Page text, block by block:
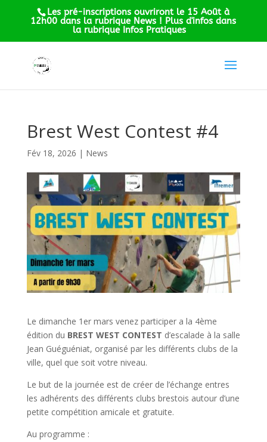
Les pré-inscriptions ouvriront le 15 Août à
12h00 dans la rubrique News ! Plus d'infos dans
la rubrique Infos Pratiques
Brest West Contest #4
Fév 18, 2026 | News
Le dimanche 1er mars venez participer a la 4ème
édition du BREST WEST CONTEST d’escalade à la salle
Jean Guéguéniat, organisé par les différents clubs de la
ville, quel que soit votre niveau.
Le but de la journée est de créer de l’échange entres
les adhérents des différents clubs brestois autour d’une
petite compétition amicale et gratuite.
Au programme :